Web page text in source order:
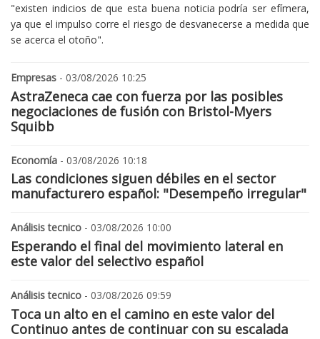
"existen indicios de que esta buena noticia podría ser efímera,
ya que el impulso corre el riesgo de desvanecerse a medida que
se acerca el otoño".
Empresas - 03/08/2026 10:25
AstraZeneca cae con fuerza por las posibles
negociaciones de fusión con Bristol-Myers
Squibb
Economía - 03/08/2026 10:18
Las condiciones siguen débiles en el sector
manufacturero español: "Desempeño irregular"
Análisis tecnico - 03/08/2026 10:00
Esperando el final del movimiento lateral en
este valor del selectivo español
Análisis tecnico - 03/08/2026 09:59
Toca un alto en el camino en este valor del
Continuo antes de continuar con su escalada